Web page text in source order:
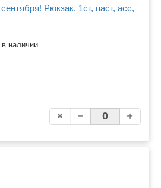
Рюкзак, 1ст, паст, асс,
в наличии